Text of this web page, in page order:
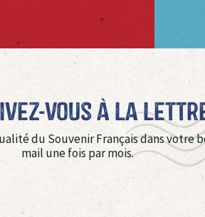
vous à La
du Souvenir Français dans votre
mail une fois par mois.